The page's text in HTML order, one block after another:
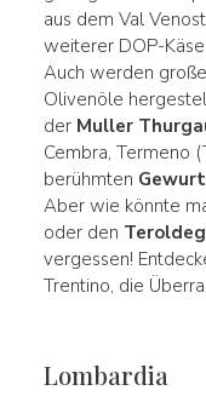
aus dem Val
weiterer DOP-
Auch werden
Olivenöle
der Muller
Cembra, Termeno
berühmten
Aber wie könnte
oder den
vergessen!
Trentino, die
Lombardia